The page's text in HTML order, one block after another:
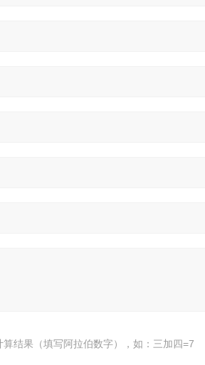
算结果（填写阿拉伯数字），如：三加四=7